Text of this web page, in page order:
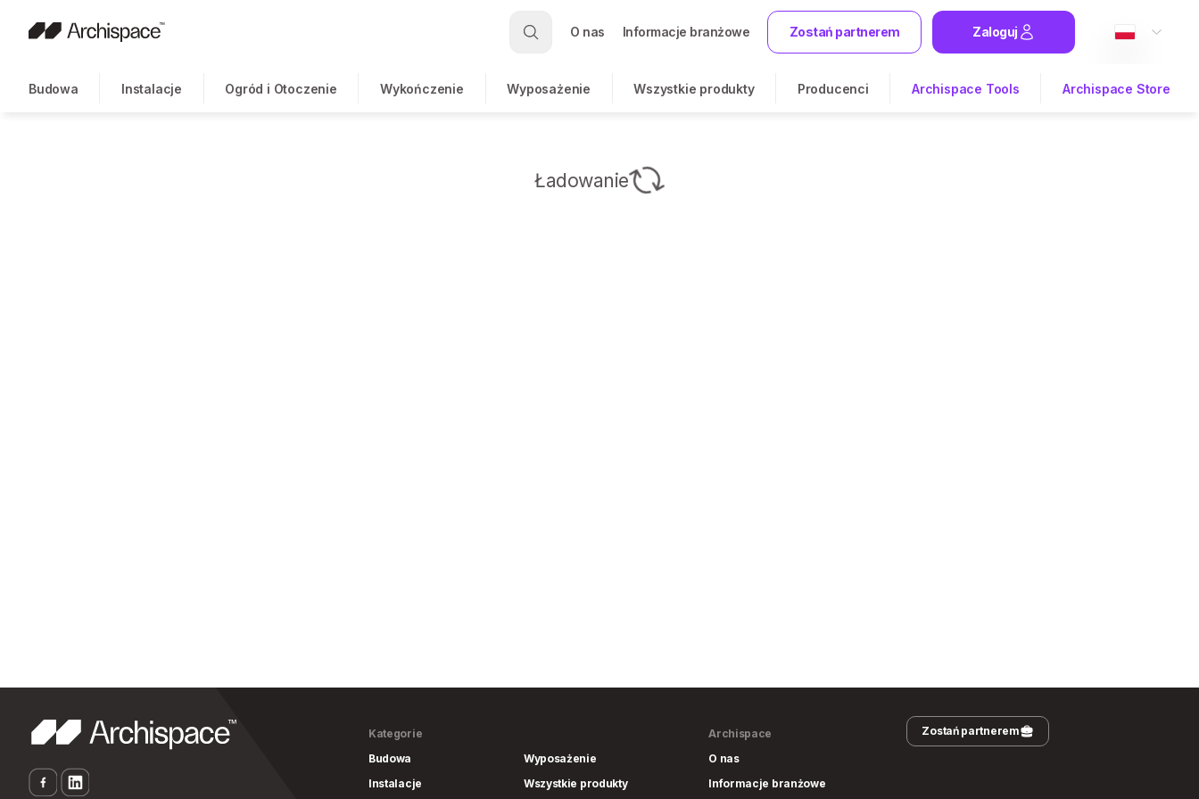
O nas Informacje branżowe Zostań partnerem Zaloguj
Budowa Instalacje Ogród i Otoczenie Wykończenie Wyposażenie Wszystkie produkty Producenci Archispace Tools Archispace Store
Ładowanie
Kategorie
Budowa
Instalacje
Wyposażenie
Wszystkie produkty
Archispace
O nas
Informacje branżowe
Zostań partnerem